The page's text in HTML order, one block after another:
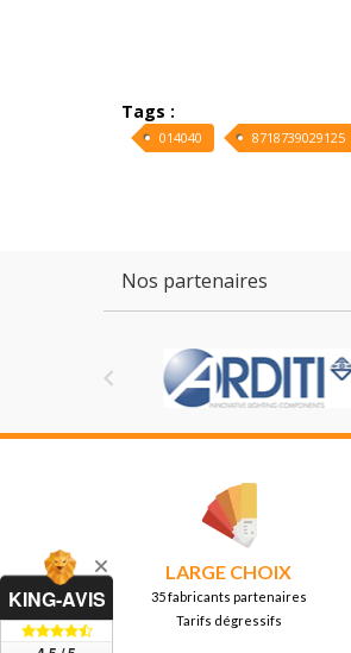
Tags :
014040 8718739029125
Nos partenaires

LARGE CHOIX
35 fabricants partenaires
Tarifs dégressifs
KING-AVIS